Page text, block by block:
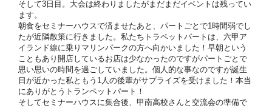
そして3日目。大会は終わりましたがまだまだイベントは残ってい
ます。
朝食をセミナーハウスで済ませたあと、パートごとで1時間弱でし
たが近隣散策に行きました。私たちトラペットパートは、六甲ア
イランド線に乗りマリンパークの方へ向かいました！早朝という
こともあり開店しているお店は少なかったのですがパートごとで
思い思いの時間を過ごしていました。個人的な事なのですが誕生
日が近かった私ともう1人の後輩がサプライズを受けました！本当
にありがとうトランペットパート！
そしてセミナーハウスに集合後、甲南高校さんと交流会の準備で